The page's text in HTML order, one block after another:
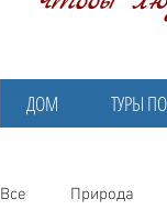
ДОМ ТУРЫ
Все Природа